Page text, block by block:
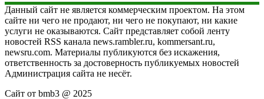
Данный сайт не является коммерческим проектом. На этом
сайте ни чего не продают, ни чего не покупают, ни какие
услуги не оказываются. Сайт представляет собой ленту
новостей RSS канала news.rambler.ru, kommersant.ru,
newsru.com. Материалы публикуются без искажения,
ответственность за достоверность публикуемых новостей
Администрация сайта не несёт.
Сайт от bmb3 @ 2025